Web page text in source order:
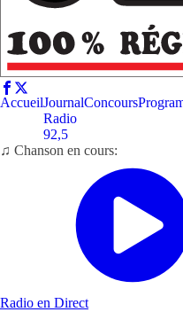
AccueilJournal
Radio
92,5
Concours
♫ Chanson en cours:
Radio en Direct